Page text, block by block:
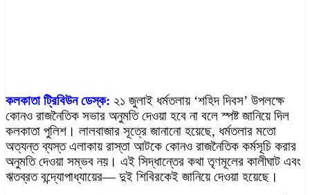
কলকাতা ট্রিবিউন ডেস্ক: ২১ জুলাই ধর্মতলায় ‘শহিদ দিবস’ উপলক্ষে
কোনও রাজনৈতিক সভার অনুমতি দেওয়া হবে না বলে স্পষ্ট জানিয়ে দিল
কলকাতা পুলিশ। লালবাজার সূত্রে জানানো হয়েছে, ধর্মতলার মতো
অত্যন্ত ব্যস্ত এলাকায় রাস্তা আটকে কোনও রাজনৈতিক কর্মসূচি করার
অনুমতি দেওয়া সম্ভব নয়। এই সিদ্ধান্তের কথা তৃণমূলের কালীঘাট এবং
ঋতব্রত বন্দ্যোপাধ্যায়ের— দুই শিবিরকেই জানিয়ে দেওয়া হয়েছে।